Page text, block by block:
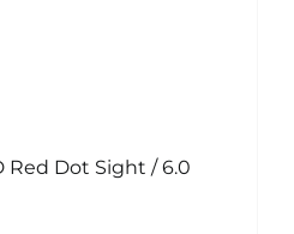
Red Dot Sight / 6.0